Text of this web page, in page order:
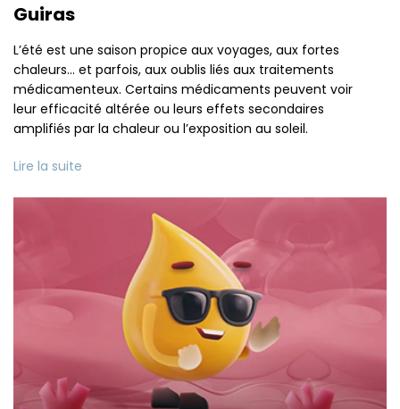
Guiras
L’été est une saison propice aux voyages, aux fortes
chaleurs… et parfois, aux oublis liés aux traitements
médicamenteux. Certains médicaments peuvent voir
leur efficacité altérée ou leurs effets secondaires
amplifiés par la chaleur ou l’exposition au soleil.
Lire la suite